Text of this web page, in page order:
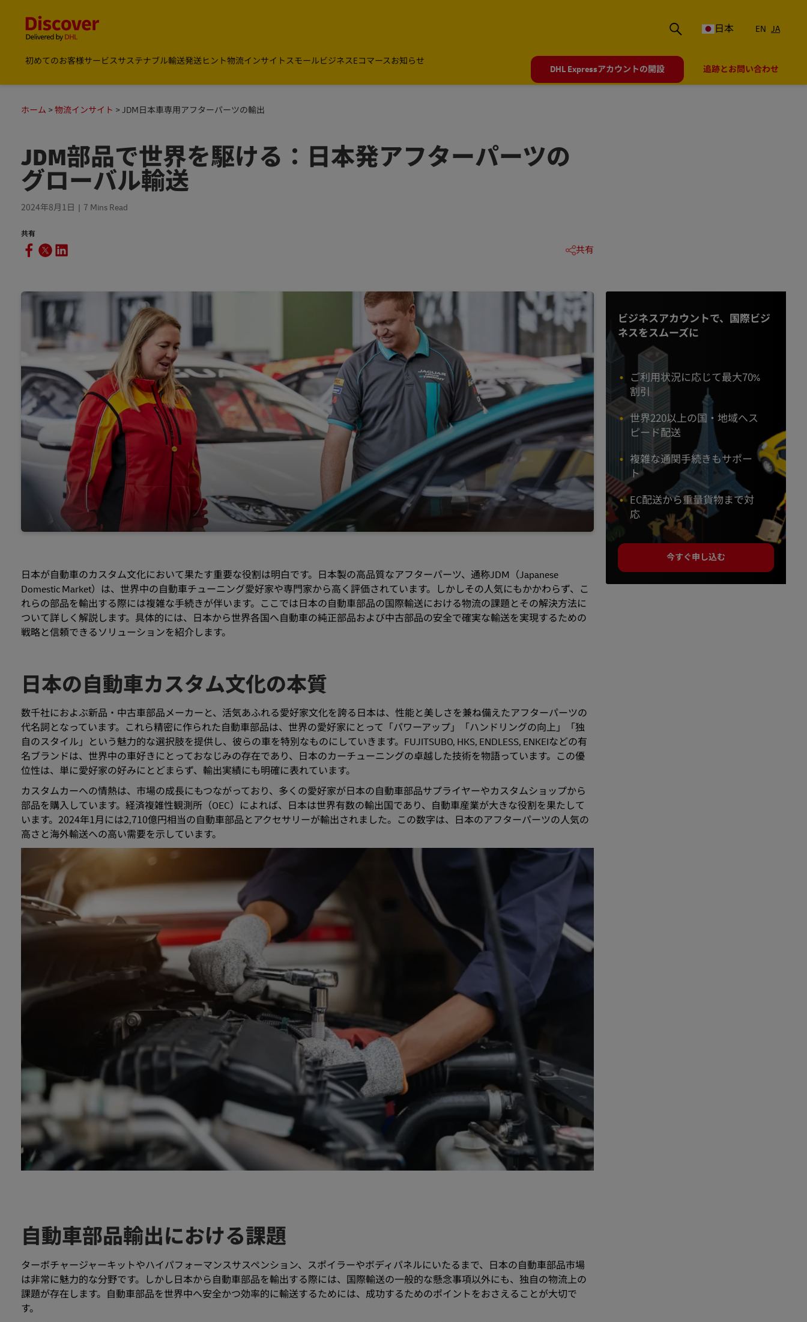
DHL Discover Japan
日本 EN JA
初めてのお客様サービスサステナブル輸送発送ヒント物流インサイトスモールビジネスEコマースお知らせ
DHL Expressアカウントの開設
追跡とお問い合わせ
ホーム 物流インサイト JDM日本車専用アフターパーツの輸出
JDM部品で世界を駆ける：日本発アフターパーツの
グローバル輸送
2024年8月1日 7 Mins Read
共有
共有
日本が自動車のカスタム文化において果たす重要な役割は明白です。日本製の高品質なアフターパーツ、通称JDM（Japanese
Domestic Market）は、世界中の自動車チューニング愛好家や専門家から高く評価されています。しかしその人気にもかかわらず、こ
れらの部品を輸出する際には複雑な手続きが伴います。ここでは日本の自動車部品の国際輸送における物流の課題とその解決方法に
ついて詳しく解説します。具体的には、日本から世界各国へ自動車の純正部品および中古部品の安全で確実な輸送を実現するための
戦略と信頼できるソリューションを紹介します。
日本の自動車カスタム文化の本質
数千社におよぶ新品・中古車部品メーカーと、活気あふれる愛好家文化を誇る日本は、性能と美しさを兼ね備えたアフターパーツの
代名詞となっています。これら精密に作られた自動車部品は、世界の愛好家にとって「パワーアップ」「ハンドリングの向上」「独
自のスタイル」という魅力的な選択肢を提供し、彼らの車を特別なものにしていきます。FUJITSUBO, HKS, ENDLESS, ENKEIなどの有
名ブランドは、世界中の車好きにとっておなじみの存在であり、日本のカーチューニングの卓越した技術を物語っています。この優
位性は、単に愛好家の好みにとどまらず、輸出実績にも明確に表れています。
カスタムカーへの情熱は、市場の成長にもつながっており、多くの愛好家が日本の自動車部品サプライヤーやカスタムショップから
部品を購入しています。経済複雑性観測所（OEC）によれば、日本は世界有数の輸出国であり、自動車産業が大きな役割を果たして
います。2024年1月には2,710億円相当の自動車部品とアクセサリーが輸出されました。この数字は、日本のアフターパーツの人気の
高さと海外輸送への高い需要を示しています。
自動車部品輸出における課題
ターボチャージャーキットやハイパフォーマンスサスペンション、スポイラーやボディパネルにいたるまで、日本の自動車部品市場
は非常に魅力的な分野です。しかし日本から自動車部品を輸出する際には、国際輸送の一般的な懸念事項以外にも、独自の物流上の
課題が存在します。自動車部品を世界中へ安全かつ効率的に輸送するためには、成功するためのポイントをおさえることが大切で
す。
ビジネスアカウントで、国際ビジ
ネスをスムーズに
ご利用状況に応じて最大70%
割引
世界220以上の国・地域へス
ピード配送
複雑な通関手続きもサポー
ト
EC配送から重量貨物まで対
応
今すぐ申し込む